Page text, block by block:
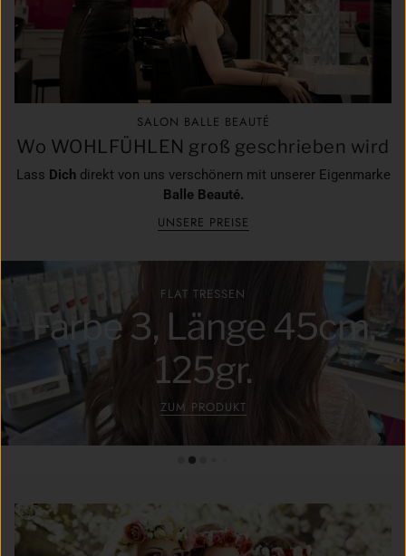
SALON BALLE BEAUTÉ
Wo WOHLFÜHLEN groß geschrieben wird
Lass Dichdirekt von uns verschönern mit unserer Eigenmarke
Balle Beauté.
UNSERE PREISE
FLAT TRESSEN
Farbe 3, Länge 45cm,
125gr.
ZUM PRODUKT